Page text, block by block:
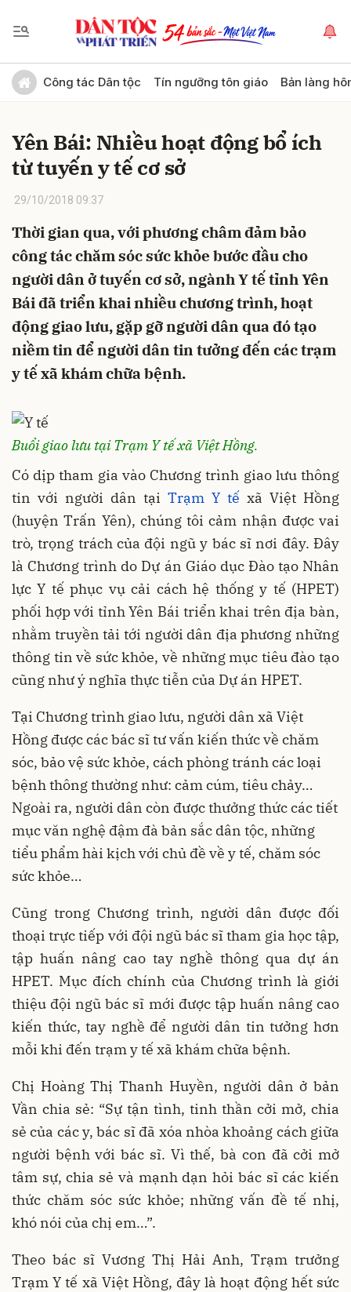
Công tác Dân tộc Tín ngưỡng tôn giáo Bản làng
Yên Bái: Nhiều hoạt động bổ ích
từ tuyến y tế cơ sở
29/10/2018 09:37
Thời gian qua, với phương châm đảm bảo
công tác chăm sóc sức khỏe bước đầu cho
người dân ở tuyến cơ sở, ngành Y tế tỉnh Yên
Bái đã triển khai nhiều chương trình, hoạt
động giao lưu, gặp gỡ người dân qua đó tạo
niềm tin để người dân tin tưởng đến các trạm
y tế xã khám chữa bệnh.
Buổi giao lưu tại Trạm Y tế xã Việt Hồng.
Có dịp tham gia vào Chương trình giao lưu thông
tin với người dân tại Trạm Y tế xã Việt Hồng
(huyện Trấn Yên), chúng tôi cảm nhận được vai
trò, trọng trách của đội ngũ y bác sĩ nơi đây. Đây
là Chương trình do Dự án Giáo dục Đào tạo Nhân
lực Y tế phục vụ cải cách hệ thống y tế (HPET)
phối hợp với tỉnh Yên Bái triển khai trên địa bàn,
nhằm truyền tải tới người dân địa phương những
thông tin về sức khỏe, về những mục tiêu đào tạo
cũng như ý nghĩa thực tiễn của Dự án HPET.
Tại Chương trình giao lưu, người dân xã Việt
Hồng được các bác sĩ tư vấn kiến thức về chăm
sóc, bảo vệ sức khỏe, cách phòng tránh các loại
bệnh thông thường như: cảm cúm, tiêu chảy…
Ngoài ra, người dân còn được thưởng thức các tiết
mục văn nghệ đậm đà bản sắc dân tộc, những
tiểu phẩm hài kịch với chủ đề về y tế, chăm sóc
sức khỏe…
Cũng trong Chương trình, người dân được đối
thoại trực tiếp với đội ngũ bác sĩ tham gia học tập,
tập huấn nâng cao tay nghề thông qua dự án
HPET. Mục đích chính của Chương trình là giới
thiệu đội ngũ bác sĩ mới được tập huấn nâng cao
kiến thức, tay nghề để người dân tin tưởng hơn
mỗi khi đến trạm y tế xã khám chữa bệnh.
Chị Hoàng Thị Thanh Huyền, người dân ở bản
Vần chia sẻ: “Sự tận tình, tinh thần cởi mở, chia
sẻ của các y, bác sĩ đã xóa nhòa khoảng cách giữa
người bệnh với bác sĩ. Vì thế, bà con đã cởi mở
tâm sự, chia sẻ và mạnh dạn hỏi bác sĩ các kiến
thức chăm sóc sức khỏe; những vấn đề tế nhị,
khó nói của chị em…”.
Theo bác sĩ Vương Thị Hải Anh, Trạm trưởng
Trạm Y tế xã Việt Hồng, đây là hoạt động hết sức
Gửi bình luận
Hủy Gửi